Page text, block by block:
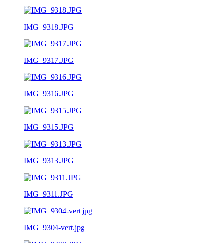
IMG_9318.JPG
IMG_9317.JPG
IMG_9316.JPG
IMG_9315.JPG
IMG_9313.JPG
IMG_9311.JPG
IMG_9304-vert.jpg